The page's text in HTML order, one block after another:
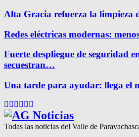
Alta Gracia refuerza la limpieza
Redes eléctricas modernas:
Fuerte despliegue de seguridad
secuestran…
Una tarde para ayudar: llega el
Facebook
Twitter
Instagram
Pinterest
Google
Todas las noticias del Valle de